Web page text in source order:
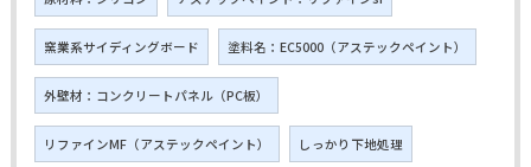
窯業系サイディングボード 塗料名：EC5000（アステックペイント）
外壁材：コンクリートパネル（PC板）
リファインMF（アステックペイント） しっかり下地処理